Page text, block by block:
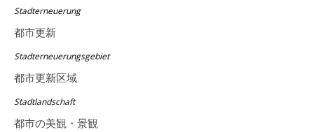
Stadterneuerung
都市更新
Stadterneuerungsgebiet
都市更新区域
Stadtlandschaft
都市の美観・景観